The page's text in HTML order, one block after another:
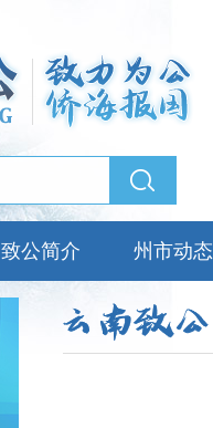
致公简介 州市动态